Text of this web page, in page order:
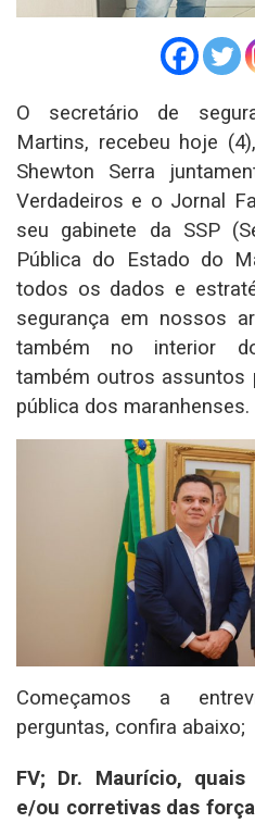
O secretário de
Martins, recebeu hoje
Shewton Serra
Verdadeiros e o Jornal
seu gabinete da SSP
Pública do Estado do
todos os dados e
segurança em nossos
também no interior
também outros assuntos
pública dos maranhenses.
Começamos a
perguntas, confira abaixo;
FV; Dr. Maurício,
e/ou corretivas das